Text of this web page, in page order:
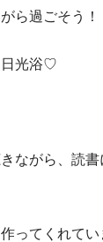
ら過ごそう！
日光浴♡
ながら、読
ってくれてい